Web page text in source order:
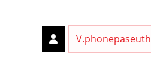
V.phonepaseuth